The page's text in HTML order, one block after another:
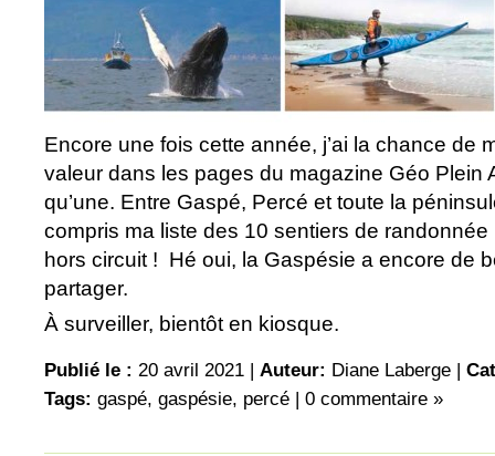
Encore une fois cette année, j’ai la chance de
valeur dans les pages du magazine Géo Plein
qu’une. Entre Gaspé, Percé et toute la
compris ma liste des 10 sentiers de
hors circuit ! Hé oui, la Gaspésie a encore de
partager.
À surveiller, bientôt en kiosque.
Publié le : 20 avril 2021 | Auteur: Diane Laberge |
Tags: gaspé, gaspésie, percé | 0 commentaire »